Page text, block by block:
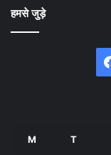
हमसे जुड़े
M T